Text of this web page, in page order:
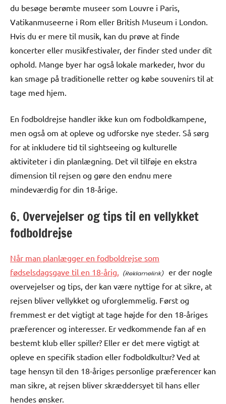
du besøge berømte museer som Louvre i Paris,
Vatikanmuseerne i Rom eller British Museum i London.
Hvis du er mere til musik, kan du prøve at finde
koncerter eller musikfestivaler, der finder sted under dit
ophold. Mange byer har også lokale markeder, hvor du
kan smage på traditionelle retter og købe souvenirs til at
tage med hjem.
En fodboldrejse handler ikke kun om fodboldkampene,
men også om at opleve og udforske nye steder. Så sørg
for at inkludere tid til sightseeing og kulturelle
aktiviteter i din planlægning. Det vil tilføje en ekstra
dimension til rejsen og gøre den endnu mere
mindeværdig for din 18-årige.
6. Overvejelser og tips til en vellykket
fodboldrejse
Når man planlægger en fodboldrejse som
fødselsdagsgave til en 18-årig,
er der nogle
overvejelser og tips, der kan være nyttige for at sikre, at
rejsen bliver vellykket og uforglemmelig. Først og
fremmest er det vigtigt at tage højde for den 18-åriges
præferencer og interesser. Er vedkommende fan af en
bestemt klub eller spiller? Eller er det mere vigtigt at
opleve en specifik stadion eller fodboldkultur? Ved at
tage hensyn til den 18-åriges personlige præferencer kan
man sikre, at rejsen bliver skræddersyet til hans eller
hendes ønsker.